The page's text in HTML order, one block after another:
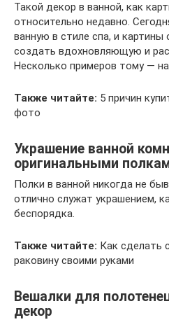
Такой декор в ванной, как
относительно недавно.
ванную в стиле спа, и
создать вдохновляющую и
Несколько примеров тому —
Также читайте: 5 причин
фото
Украшение ванной
оригинальными
Полки в ванной никогда не
отлично служат украшением,
беспорядка.
Также читайте: Как сделать
раковину своими руками
Вешалки для
декор